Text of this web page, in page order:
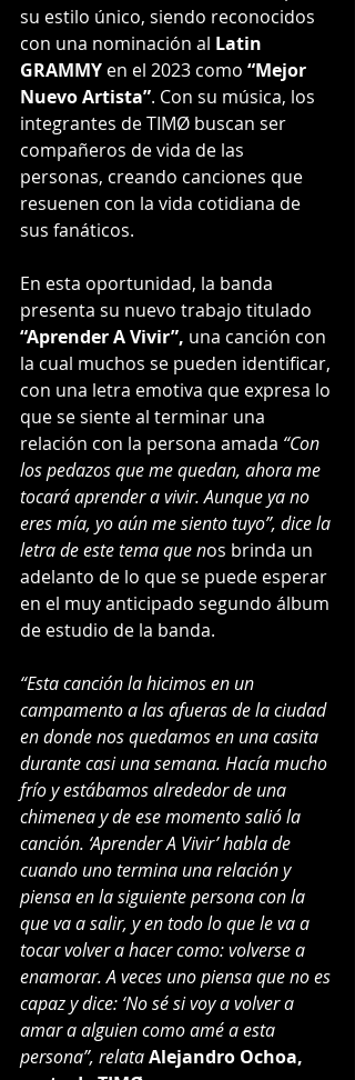
su estilo único, siendo reconocidos
con una nominación al Latin
GRAMMY en el 2023 como “Mejor
Nuevo Artista”. Con su música, los
integrantes de TIMØ buscan ser
compañeros de vida de las
personas, creando canciones que
resuenen con la vida cotidiana de
sus fanáticos.
En esta oportunidad, la banda
presenta su nuevo trabajo titulado
“Aprender A Vivir”, una canción con
la cual muchos se pueden identificar,
con una letra emotiva que expresa lo
que se siente al terminar una
relación con la persona amada “Con
los pedazos que me quedan, ahora me
tocará aprender a vivir. Aunque ya no
eres mía, yo aún me siento tuyo”, dice la
letra de este tema que nos brinda un
adelanto de lo que se puede esperar
en el muy anticipado segundo álbum
de estudio de la banda.
“​​Esta canción la hicimos en un
campamento a las afueras de la ciudad
en donde nos quedamos en una casita
durante casi una semana. Hacía mucho
frío y estábamos alrededor de una
chimenea y de ese momento salió la
canción. ‘Aprender A Vivir’ habla de
cuando uno termina una relación y
piensa en la siguiente persona con la
que va a salir, y en todo lo que le va a
tocar volver a hacer como: volverse a
enamorar. A veces uno piensa que no es
capaz y dice: ‘No sé si voy a volver a
amar a alguien como amé a esta
persona”, relata Alejandro Ochoa,